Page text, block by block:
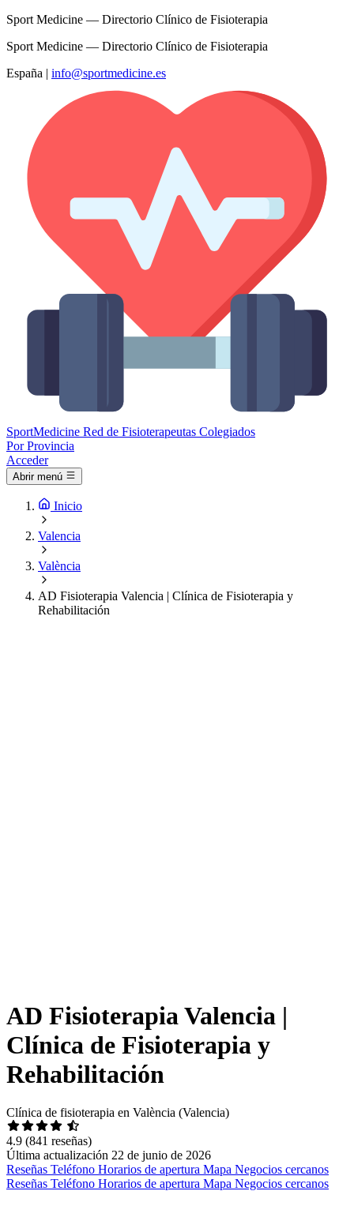
Sport Medicine — Directorio Clínico de Fisioterapia
Sport Medicine — Directorio Clínico de Fisioterapia
España | info@sportmedicine.es
SportMedicine Red de Fisioterapeutas Colegiados
Por Provincia
Acceder
Abrir menú
Inicio
Valencia
València
AD Fisioterapia Valencia | Clínica de Fisioterapia y
Rehabilitación
AD Fisioterapia Valencia |
Clínica de Fisioterapia y
Rehabilitación
Clínica de fisioterapia en València (Valencia)
4.9 (841 reseñas)
Última actualización 22 de junio de 2026
Reseñas Teléfono Horarios de apertura Mapa Negocios cercanos
Reseñas Teléfono Horarios de apertura Mapa Negocios cercanos